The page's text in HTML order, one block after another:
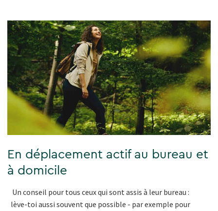
En déplacement actif au bureau et
à domicile
Un conseil pour tous ceux qui sont assis à leur bureau :
lève-toi aussi souvent que possible - par exemple pour